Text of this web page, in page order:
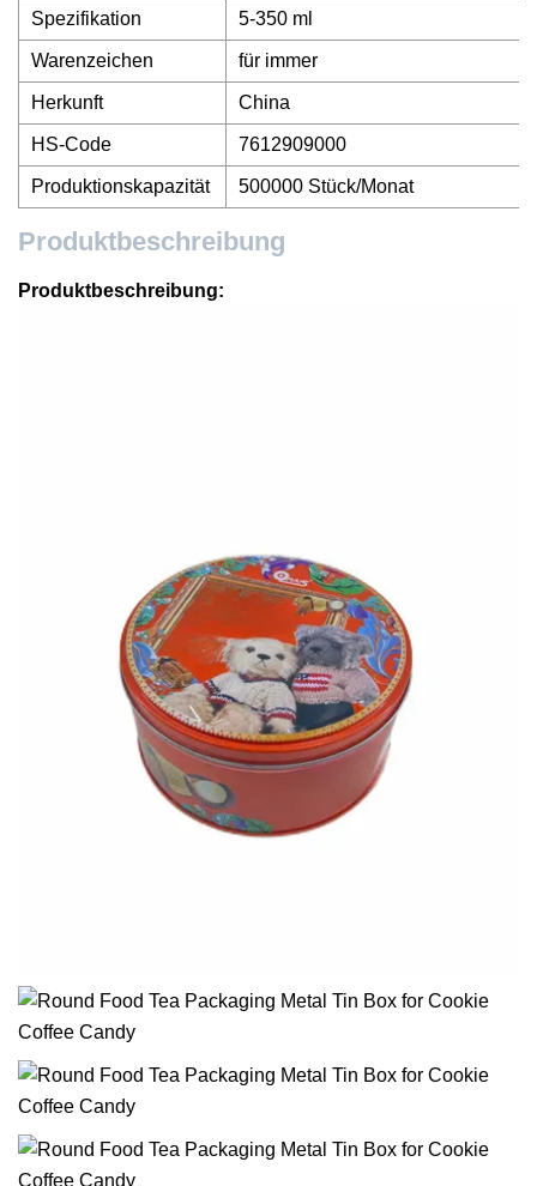
Spezifikation 5-350 ml
Warenzeichen für immer
Herkunft China
HS-Code 7612909000
Produktionskapazität 500000 Stück/Monat
Produktbeschreibung
Produktbeschreibung: